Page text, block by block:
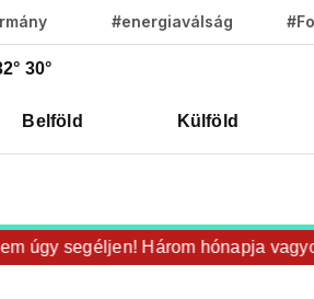
#energiaválság
30°
Belföld Külföld
segéljen! Három hónapja vagyok